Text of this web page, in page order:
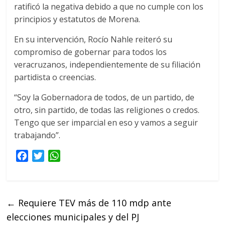
ratificó la negativa debido a que no cumple con los
principios y estatutos de Morena.
En su intervención, Rocío Nahle reiteró su
compromiso de gobernar para todos los
veracruzanos, independientemente de su filiación
partidista o creencias.
“Soy la Gobernadora de todos, de un partido, de
otro, sin partido, de todas las religiones o credos.
Tengo que ser imparcial en eso y vamos a seguir
trabajando”.
b
o
T
t
e
s
A
← Requiere TEV más de 110 mdp ante
elecciones municipales y del PJ